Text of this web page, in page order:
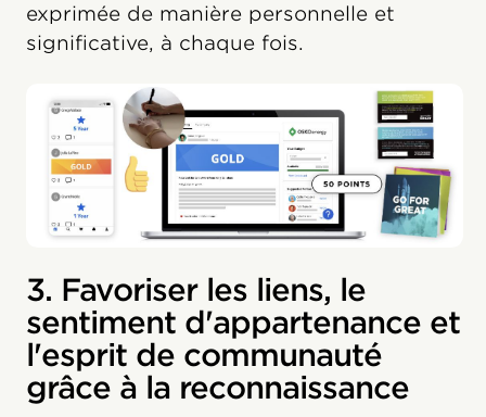
exprimée de manière personnelle et
significative, à chaque fois.
3. Favoriser les liens, le
sentiment d'appartenance et
l'esprit de communauté
grâce à la reconnaissance